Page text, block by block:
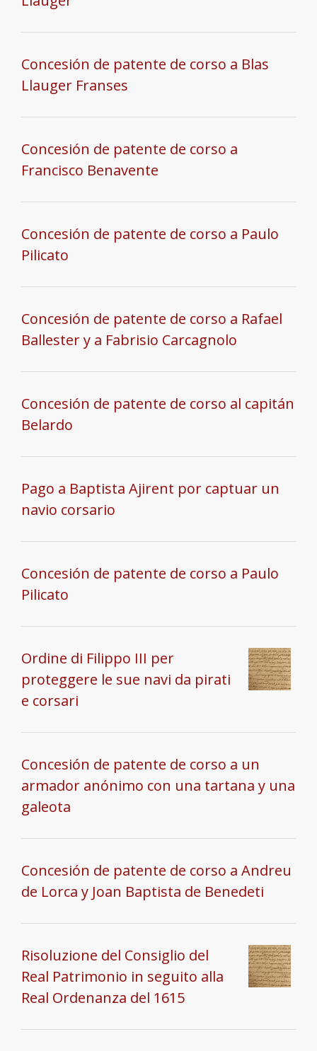
Concesión de patente de corso a Blas
Llauger Franses
Concesión de patente de corso a
Francisco Benavente
Concesión de patente de corso a Paulo
Pilicato
Concesión de patente de corso a Rafael
Ballester y a Fabrisio Carcagnolo
Concesión de patente de corso al capitán
Belardo
Pago a Baptista Ajirent por captuar un
navio corsario
Concesión de patente de corso a Paulo
Pilicato
Ordine di Filippo III per
proteggere le sue navi da pirati
e corsari
Concesión de patente de corso a un
armador anónimo con una tartana y una
galeota
Concesión de patente de corso a Andreu
de Lorca y Joan Baptista de Benedeti
Risoluzione del Consiglio del
Real Patrimonio in seguito alla
Real Ordenanza del 1615